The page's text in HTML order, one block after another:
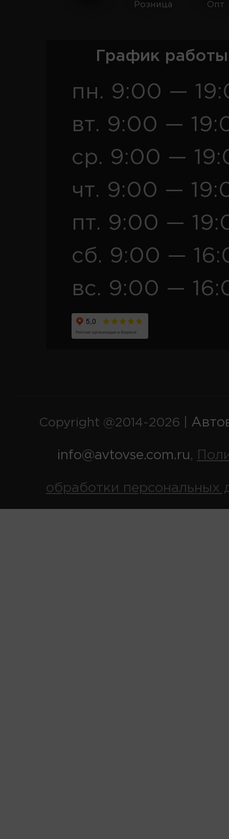
Розница Опт
График
пн. 9:00 —
вт. 9:00 —
ср. 9:00 —
чт. 9:00 —
пт. 9:00 —
сб. 9:00 —
вс. 9:00 —
Copyright @2014-2026 |
info@avtovse.com.ru,
обработки персональных